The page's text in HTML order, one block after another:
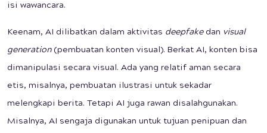
isi wawancara.
Keenam, AI dilibatkan dalam aktivitas deepfakedan visual
generation(pembuatan konten visual). Berkat AI, konten bisa
dimanipulasi secara visual. Ada yang relatif aman secara
etis, misalnya, pembuatan ilustrasi untuk sekadar
melengkapi berita. Tetapi AI juga rawan disalahgunakan.
Misalnya, AI sengaja digunakan untuk tujuan penipuan dan